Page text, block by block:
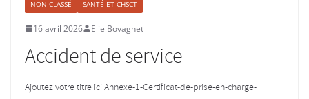
NON CLASSÉ SANTÉ ET CHSCT
16 avril 2026 Elie Bovagnet
Accident de service
Ajoutez votre titre ici Annexe-1-Certificat-de-prise-en-charge-